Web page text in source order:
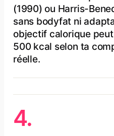
(1990) ou Harris-
sans bodyfat ni
objectif calorique
500 kcal selon ta
réelle.
4.